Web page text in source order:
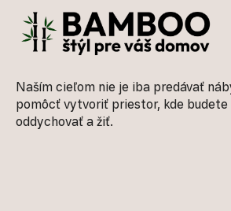
Naším cieľom nie je iba predávať
pomôcť vytvoriť priestor, kde
oddychovať a žiť.